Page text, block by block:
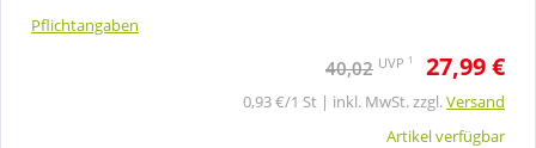
Pflichtangaben
40,02 UVP 1 27,99 €
0,93 €/1 St | inkl. MwSt. zzgl.Versand
Artikel verfügbar